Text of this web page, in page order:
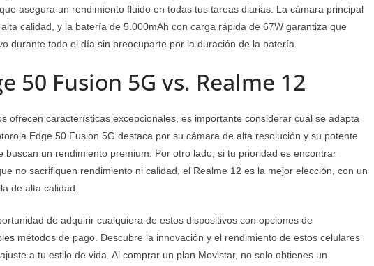
asegura un rendimiento fluido en todas tus tareas diarias. La cámara principal
calidad, y la batería de 5.000mAh con carga rápida de 67W garantiza que
durante todo el día sin preocuparte por la duración de la batería.
50 Fusion 5G vs. Realme 12
ofrecen características excepcionales, es importante considerar cuál se adapta
Edge 50 Fusion 5G destaca por su cámara de alta resolución y su potente
buscan un rendimiento premium. Por otro lado, si tu prioridad es encontrar
no sacrifiquen rendimiento ni calidad, el Realme 12 es la mejor elección, con un
de alta calidad.
de adquirir cualquiera de estos dispositivos con opciones de
métodos de pago. Descubre la innovación y el rendimiento de estos celulares
a tu estilo de vida. Al comprar un plan Movistar, no solo obtienes un